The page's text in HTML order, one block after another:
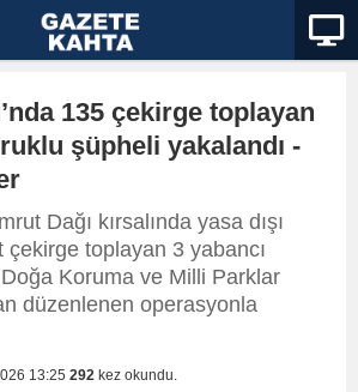
135 çekirge toplayan
şüpheli yakalandı -
Dağı kırsalında yasa dışı
toplayan 3 yabancı
Koruma ve Milli Parklar
düzenlenen operasyonla
13:25 292 kez okundu.